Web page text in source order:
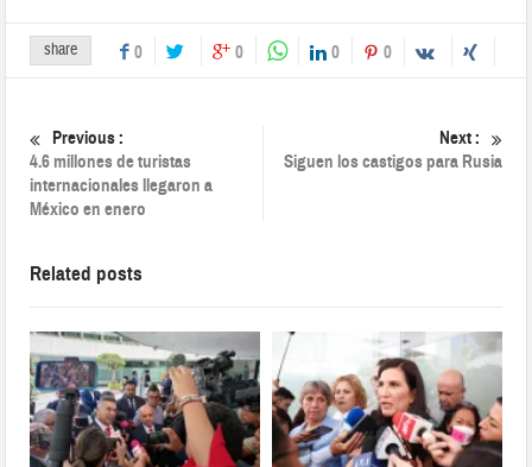
share 0 0 0 0
Previous :
4.6 millones de turistas
internacionales llegaron a
México en enero
Next :
Siguen los castigos para Rusia
Related posts